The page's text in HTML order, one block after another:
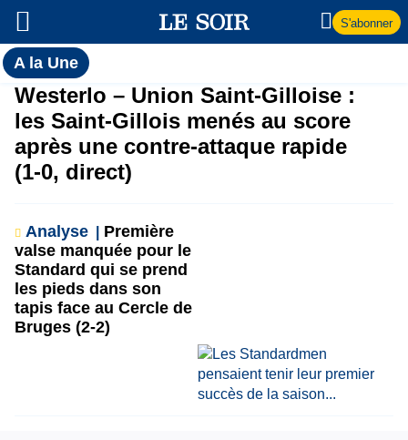
S'abonner
A la UneToutes
l'actualité
du Soir
A
la
Une
Westerlo – Union Saint-Gilloise :
les Saint-Gillois menés au score
après une contre-attaque rapide
(1-0, direct)
Analyse
Première
valse manquée pour le
Standard qui se prend
les pieds dans son
tapis face au Cercle de
Bruges (2-2)